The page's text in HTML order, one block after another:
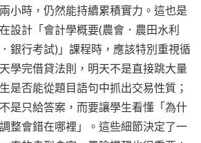
小時，仍然能持續累積實力。這也是
設計「會計學概要(農會．農田水利
銀行考試)」課程時，應該特別重視循
學完借貸法則，明天不是直接跳大量
是否能從題目語句中抓出交易性質；
是只給答案，而要讓學生看懂「為什
整會錯在哪裡」。這些細節決定了一